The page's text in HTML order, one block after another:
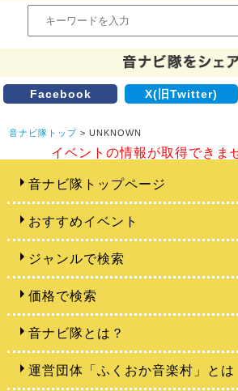
Facebook X(旧Twitter)
音ナビ隊トップ > UNKNOWN
イベントの情報が取得できま
音ナビ隊トップページ
おすすめイベント
ジャンルで検索
価格で検索
音ナビ隊とは？
運営団体「ふくおか音楽村」とは